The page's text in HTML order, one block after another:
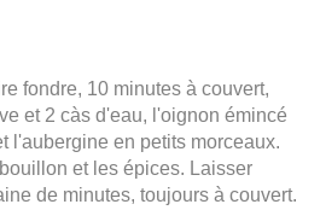
fondre, 10 minutes à couvert,
et 2 càs d'eau, l'oignon émincé
l'aubergine en petits morceaux.
et les épices. Laisser
de minutes, toujours à couvert.